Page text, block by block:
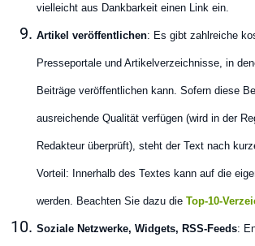
vielleicht aus Dankbarkeit einen Link ein.
Artikel veröffentlichen: Es gibt zahlreiche
Presseportale und Artikelverzeichnisse, in
Beiträge veröffentlichen kann. Sofern diese
ausreichende Qualität verfügen (wird in der
Redakteur überprüft), steht der Text nach
Vorteil: Innerhalb des Textes kann auf die
werden. Beachten Sie dazu die Top-10-
Soziale Netzwerke, Widgets, RSS-Feeds: